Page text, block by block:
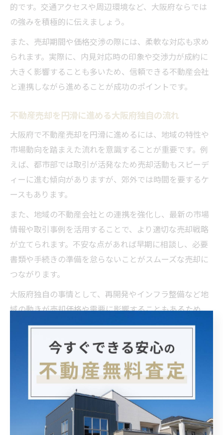
的です。交通アクセスや周辺環境など、大阪府ならでは
の強みを積極的に伝えましょう。
また、売却期間や価格交渉の際には、柔軟な対応も求め
られます。実際に、内見対応時の印象や交渉力が成約に
大きく影響することも多いため、信頼できる不動産会社
と連携しながら進めることが成功のポイントです。
不動産売却を円滑に進める大阪府独自の流れ
大阪府で不動産売却を円滑に進めるには、地域の特性や
市場動向を踏まえた流れを意識することが重要です。例
えば、都市部では取引が活発なため売却活動もスピーデ
ィーに進む傾向がありますが、郊外では時間を要するケ
ースもあります。
また、地域の不動産会社との連携を強化し、最新の市場
情報や取引事例を活用することで、より適切な売却戦略
が立てられます。不安な点があれば早期に相談し、必要
書類や手続きの準備を怠らないことがスムーズな売却に
つながります。
大阪府独自の事情として、再開発やインフラ整備など地
域の動きが売却価格や需要に影響することもあるため、
定期的な情報収集と柔軟な対応を心がけましょう。
トラブルを防ぐ不動産売却準備の
不動産売却前に必要な大阪府での事前準備